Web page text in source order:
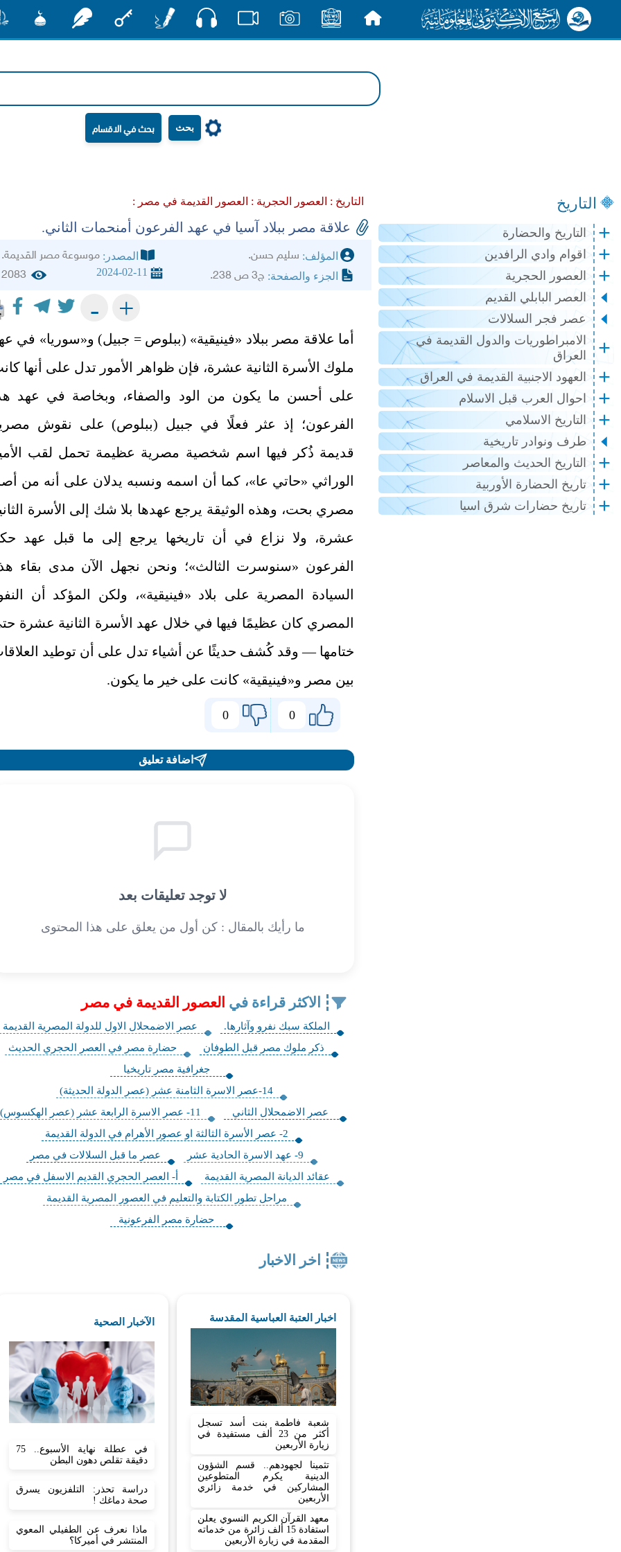
بحث
التاريخ
التاريخ والحضارة
اقوام وادي الرافدين
العصور الحجرية
العصر البابلي القديم
عصر فجر السلالات
الامبراطوريات والدول القديمة في
العراق
العهود الاجنبية القديمة في العراق
احوال العرب قبل الاسلام
التاريخ الاسلامي
طرف ونوادر تاريخية
التاريخ الحديث والمعاصر
تاريخ الحضارة الأوربية
تاريخ حضارات شرق اسيا
التاريخ : العصور الحجرية : العصور القديمة في مصر :
علاقة مصر ببلاد آسيا في عهد الفرعون أمنحمات الثاني.
المؤلف: سليم حسن. المصدر: موسوعة مصر القديمة.
الجزء والصفحة: ج3 ص 238. 2024-02-11
2083
+
-
أما علاقة مصر ببلاد «فينيقية» (ببلوص = جبيل) و«سوريا» في
ملوك الأسرة الثانية عشرة، فإن ظواهر الأمور تدل على أنها
على أحسن ما يكون من الود والصفاء، وبخاصة في عهد
الفرعون؛ إذ عثر فعلًا في جبيل (ببلوص) على نقوش
قديمة ذُكر فيها اسم شخصية مصرية عظيمة تحمل لقب
الوراثي «حاتي عا»، كما أن اسمه ونسبه يدلان على أنه من
مصري بحت، وهذه الوثيقة يرجع عهدها بلا شك إلى الأسرة
عشرة، ولا نزاع في أن تاريخها يرجع إلى ما قبل عهد
الفرعون «سنوسرت الثالث»؛ ونحن نجهل الآن مدى بقاء
السيادة المصرية على بلاد «فينيقية»، ولكن المؤكد أن
المصري كان عظيمًا فيها في خلال عهد الأسرة الثانية عشرة
ختامها — وقد كُشف حديثًا عن أشياء تدل على أن توطيد
بين مصر و«فينيقية» كانت على خير ما يكون.
0
0
اضافة تعليق
لا توجد تعليقات بعد
ما رأيك بالمقال : كن أول من يعلق على هذا المحتوى
الاكثر قراءة في العصور القديمة في مصر
الملكة سبك نفرو وآثارها.
عصر الاضمحلال الاول للدولة المصرية القديمة
ذكر ملوك مصر قبل الطوفان
حضارة مصر في العصر الحجري الحديث
جغرافية مصر تاريخيا
14-عصر الاسرة الثامنة عشر (عصر الدولة الحديثة)
عصر الاضمحلال الثاني
11- عصر الاسرة الرابعة عشر (عصر الهكسوس)
2- عصر الأسرة الثالثة او عصور الأهرام في الدولة القديمة
9- عهد الاسرة الحادية عشر
عصر ما قبل السلالات في مصر
عقائد الديانة المصرية القديمة
أ- العصر الحجري القديم الاسفل في مصر
مراحل تطور الكتابة والتعليم في العصور المصرية القديمة
حضارة مصر الفرعونية
اخر الاخبار
اخبار العتبة العباسية المقدسة
شعبة فاطمة بنت أسد تسجل
أكثر من 23 ألف مستفيدة في
زيارة الأربعين
تثمينا لجهودهم.. قسم الشؤون
الدينية يكرم المتطوعين
المشاركين في خدمة زائري
الأربعين
معهد القرآن الكريم النسوي يعلن
استفادة 15 ألف زائرة من خدماته
المقدمة في زيارة الأربعين
الآخبار الصحية
في عطلة نهاية الأسبوع.. 75
دقيقة تقلص دهون البطن
دراسة تحذر: التلفزيون يسرق
صحة دماغك !
ماذا نعرف عن الطفيلي المعوي
المنتشر في أميركا؟